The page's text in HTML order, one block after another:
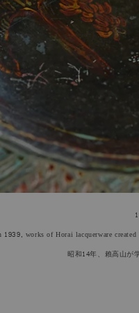
1939, works of Horai lacquerware
昭和14年、賴高山が